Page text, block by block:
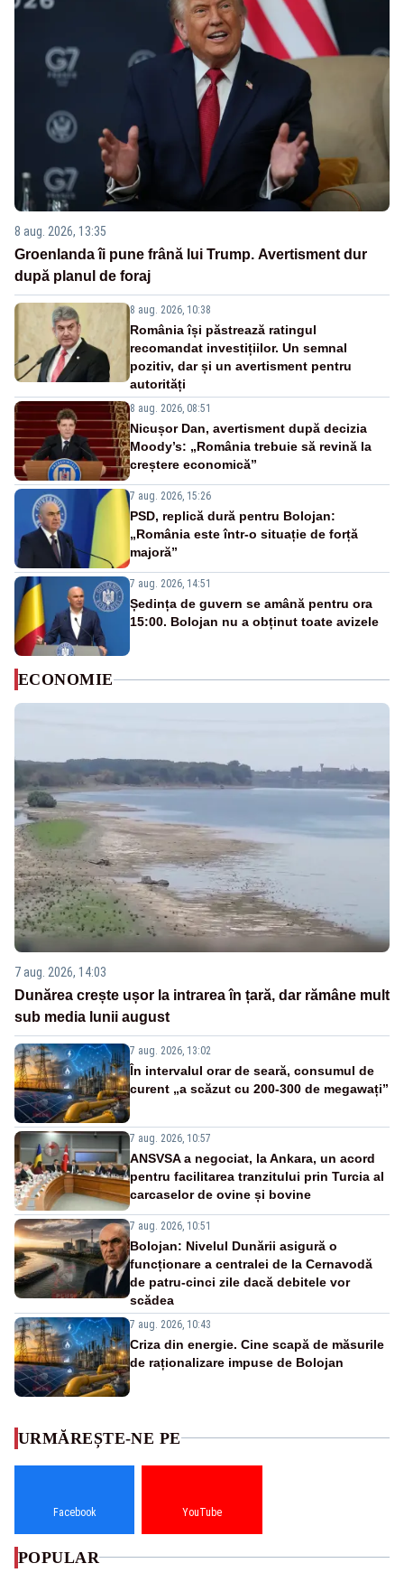
8 aug. 2026, 13:35
Groenlanda îi pune frână lui Trump. Avertisment dur
după planul de foraj
8 aug. 2026, 10:38
România își păstrează ratingul
recomandat investițiilor. Un semnal
pozitiv, dar și un avertisment pentru
autorități
8 aug. 2026, 08:51
Nicușor Dan, avertisment după decizia
Moody’s: „România trebuie să revină la
creștere economică”
7 aug. 2026, 15:26
PSD, replică dură pentru Bolojan:
„România este într-o situație de forță
majoră”
7 aug. 2026, 14:51
Ședința de guvern se amână pentru ora
15:00. Bolojan nu a obținut toate avizele
ECONOMIE
7 aug. 2026, 14:03
Dunărea crește ușor la intrarea în țară, dar rămâne mult
sub media lunii august
7 aug. 2026, 13:02
În intervalul orar de seară, consumul de
curent „a scăzut cu 200-300 de megawați”
7 aug. 2026, 10:57
ANSVSA a negociat, la Ankara, un acord
pentru facilitarea tranzitului prin Turcia al
carcaselor de ovine și bovine
7 aug. 2026, 10:51
Bolojan: Nivelul Dunării asigură o
funcționare a centralei de la Cernavodă
de patru-cinci zile dacă debitele vor
scădea
7 aug. 2026, 10:43
Criza din energie. Cine scapă de măsurile
de raționalizare impuse de Bolojan
URMĂREȘTE-NE PE
Facebook YouTube
POPULAR